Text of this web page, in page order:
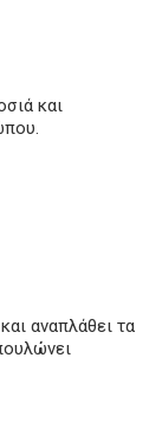
και
αναπλάθει τα